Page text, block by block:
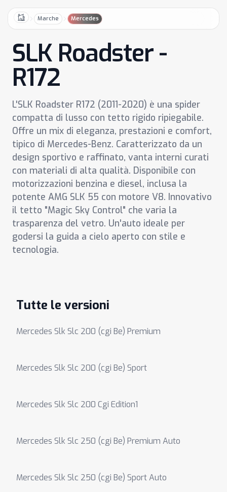
HomeMarche Mercedes
SLK Roadster -
R172
L'SLK Roadster R172 (2011-2020) è una spider
compatta di lusso con tetto rigido ripiegabile.
Offre un mix di eleganza, prestazioni e comfort,
tipico di Mercedes-Benz. Caratterizzato da un
design sportivo e raffinato, vanta interni curati
con materiali di alta qualità. Disponibile con
motorizzazioni benzina e diesel, inclusa la
potente AMG SLK 55 con motore V8. Innovativo
il tetto "Magic Sky Control" che varia la
trasparenza del vetro. Un'auto ideale per
godersi la guida a cielo aperto con stile e
tecnologia.
Tutte le versioni
Mercedes Slk Slc 200 (cgi Be) Premium
Mercedes Slk Slc 200 (cgi Be) Sport
Mercedes Slk Slc 200 Cgi Edition1
Mercedes Slk Slc 250 (cgi Be) Premium Auto
Mercedes Slk Slc 250 (cgi Be) Sport Auto